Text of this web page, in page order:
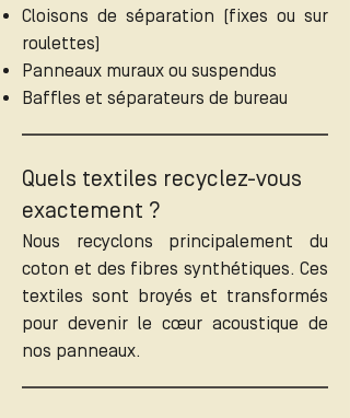
Cloisons de séparation (fixes ou sur
roulettes)
Panneaux muraux ou suspendus
Baffles et séparateurs de bureau
Quels textiles recyclez-vous
exactement ?
Nous recyclons principalement du
coton et des fibres synthétiques. Ces
textiles sont broyés et transformés
pour devenir le cœur acoustique de
nos panneaux.